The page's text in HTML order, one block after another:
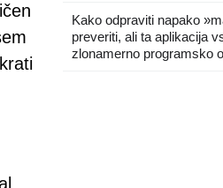
Kako odpraviti napako
preveriti, ali ta aplikacija
zlonamerno programsko